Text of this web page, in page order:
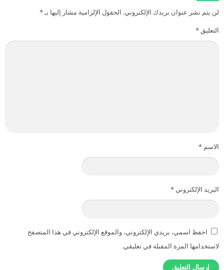
لن يتم نشر عنوان بريدك الإلكتروني. الحقول الإلزامية مشار إليها بـ*
التعليق*
الاسم *
البريد الإلكتروني *
احفظ اسمي، بريدي الإلكتروني، والموقع الإلكتروني في هذا المتصفح
لاستخدامها المرة المقبلة في تعليقي.